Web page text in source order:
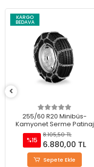
KARGO
BEDAVA
255/60 R20 Minibüs-
Kamyonet Serme Patinaj
Zinciri - M220
%15
8.105,50 TL
6.880,00 TL
Sepete Ekle